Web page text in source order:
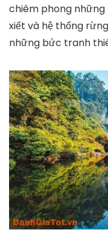
chiêm phong những
xiết và hệ thống
những bức tranh